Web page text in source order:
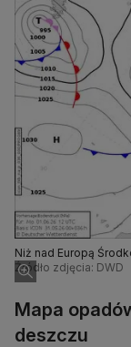
Niż nad Europą
Źródło zdjęcia: DWD
Mapa
deszczu